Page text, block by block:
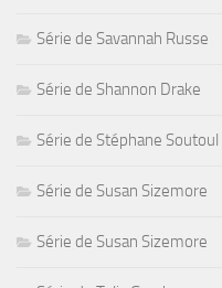
Série de Savannah Russe
Série de Shannon Drake
Série de Stéphane Soutoul
Série de Susan Sizemore
Série de Susan Sizemore